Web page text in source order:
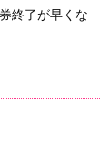
終了が早くな